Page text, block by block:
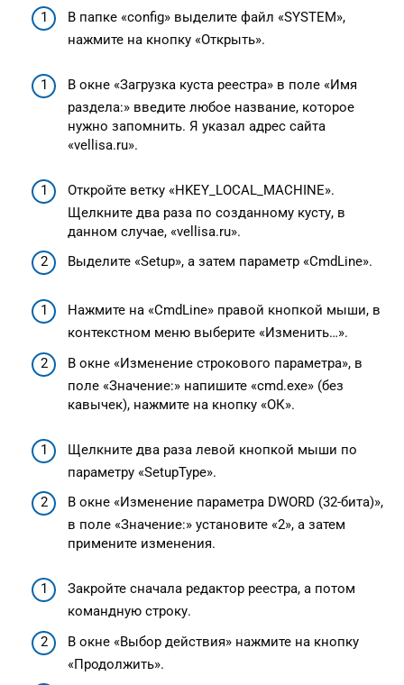
В папке «config» выделите файл «SYSTEM»,
нажмите на кнопку «Открыть».
В окне «Загрузка куста реестра» в поле «Имя
раздела:» введите любое название, которое
нужно запомнить. Я указал адрес сайта
«vellisa.ru».
Откройте ветку «HKEY_LOCAL_MACHINE».
Щелкните два раза по созданному кусту, в
данном случае, «vellisa.ru».
Выделите «Setup», а затем параметр «CmdLine».
Нажмите на «CmdLine» правой кнопкой мыши, в
контекстном меню выберите «Изменить…».
В окне «Изменение строкового параметра», в
поле «Значение:» напишите «cmd.exe» (без
кавычек), нажмите на кнопку «ОК».
Щелкните два раза левой кнопкой мыши по
параметру «SetupType».
В окне «Изменение параметра DWORD (32-бита)»,
в поле «Значение:» установите «2», а затем
примените изменения.
Закройте сначала редактор реестра, а потом
командную строку.
В окне «Выбор действия» нажмите на кнопку
«Продолжить».